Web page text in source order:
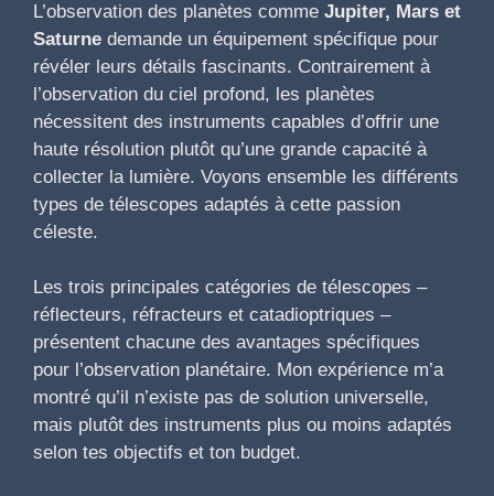
L’observation des planètes comme Jupiter, Mars et
Saturne demande un équipement spécifique pour
révéler leurs détails fascinants. Contrairement à
l’observation du ciel profond, les planètes
nécessitent des instruments capables d’offrir une
haute résolution plutôt qu’une grande capacité à
collecter la lumière. Voyons ensemble les différents
types de télescopes adaptés à cette passion
céleste.
Les trois principales catégories de télescopes –
réflecteurs, réfracteurs et catadioptriques –
présentent chacune des avantages spécifiques
pour l’observation planétaire. Mon expérience m’a
montré qu’il n’existe pas de solution universelle,
mais plutôt des instruments plus ou moins adaptés
selon tes objectifs et ton budget.